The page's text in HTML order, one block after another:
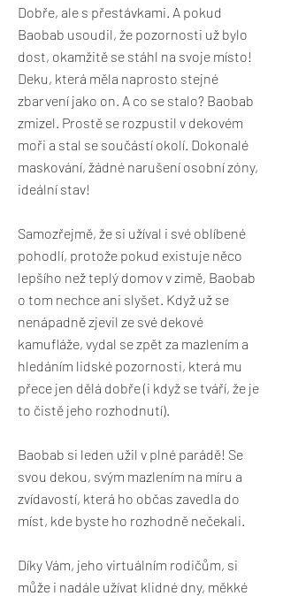
Dobře, ale s přestávkami. A pokud
Baobab usoudil, že pozornosti už bylo
dost, okamžitě se stáhl na svoje místo!
Deku, která měla naprosto stejné
zbarvení jako on. A co se stalo? Baobab
zmizel. Prostě se rozpustil v dekovém
moři a stal se součástí okolí. Dokonalé
maskování, žádné narušení osobní zóny,
ideální stav!
Samozřejmě, že si užíval i své oblíbené
pohodlí, protože pokud existuje něco
lepšího než teplý domov v zimě, Baobab
o tom nechce ani slyšet. Když už se
nenápadně zjevil ze své dekové
kamufláže, vydal se zpět za mazlením a
hledáním lidské pozornosti, která mu
přece jen dělá dobře (i když se tváří, že je
to čistě jeho rozhodnutí).
Baobab si leden užil v plné parádě! Se
svou dekou, svým mazlením na míru a
zvídavostí, která ho občas zavedla do
míst, kde byste ho rozhodně nečekali.
Díky Vám, jeho virtuálním rodičům, si
může i nadále užívat klidné dny, měkké